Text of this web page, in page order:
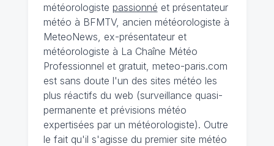
météorologiste passionné et présentateur
météo à BFMTV, ancien météorologiste à
MeteoNews, ex-présentateur et
météorologiste à La Chaîne Météo
Professionnel et gratuit, meteo-paris.com
est sans doute l'un des sites météo les
plus réactifs du web (surveillance quasi-
permanente et prévisions météo
expertisées par un météorologiste). Outre
le fait qu'il s'agisse du premier site météo